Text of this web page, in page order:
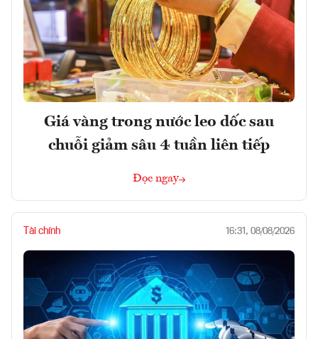
Giá vàng trong nước leo dốc sau
chuỗi giảm sâu 4 tuần liên tiếp
Đọc ngay
Tài chính 16:31, 08/08/2026